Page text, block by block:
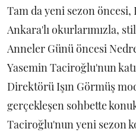
Tam da yeni sezon
Ankara'lı okurlarımızla,
Anneler Günü öncesi
Yasemin Taciroğlu'nun
Direktörü Işın Görmüş
gerçekleşen sohbette
Taciroğlu'nun yeni sezon